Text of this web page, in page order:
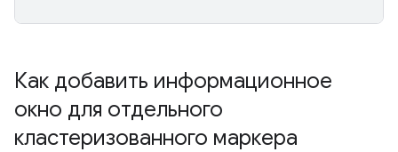
Как добавить информационное
окно для отдельного
кластеризованного маркера